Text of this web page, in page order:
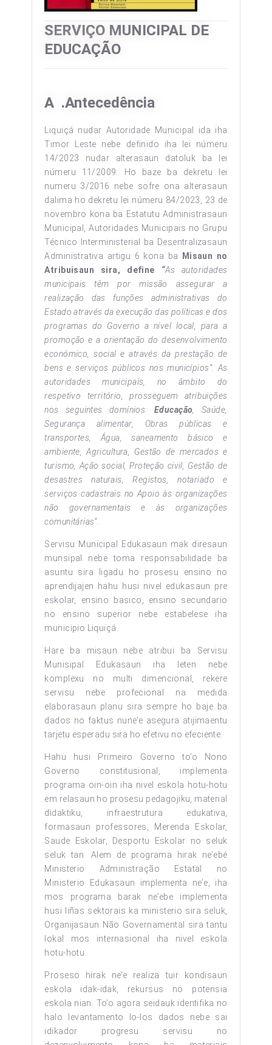
SERVIÇO MUNICIPAL DE
EDUCAÇÃO
A .Antecedência
Liquiçá nudar Autoridade Municipal ida iha
Timor Leste nebe definido iha lei númeru
14/2023 nudar alterasaun datoluk ba lei
númeru 11/2009. Ho baze ba dekretu lei
numeru 3/2016 nebe sofre ona alterasaun
dalima ho dekretu lei númeru 84/2023, 23 de
novembro kona ba Estatutu Administrasaun
Municipal, Autoridades Municipais no Grupu
Técnico Interministerial ba Desentralizasaun
Administrativa artigu 6 kona ba
Misaun no
Atribuisaun sira, define “As autoridades
municipais têm por missão assegurar a
realização das funções administrativas do
Estado através da execução das políticas e dos
programas do Governo a nível local, para a
promoção e a orientação do desenvolvimento
económico, social e através da prestação de
bens e serviços públicos nos municípios”. As
autoridades municipais, no âmbito do
respetivo território, prosseguem atribuições
nos seguintes domínios: Educação , Saúde,
Segurança alimentar, Obras públicas e
transportes, Água, saneamento básico e
ambiente, Agricultura, Gestão de mercados e
turismo, Ação social, Proteção civil, Gestão de
desastres naturais, Registos, notariado e
serviços cadastrais no Apoio às organizações
não governamentais e às organizações
comunitárias”.
Servisu Municipal Edukasaun mak diresaun
munsipal nebe toma responsabilidade ba
asuntu sira ligadu ho prosesu ensino no
aprendijajen hahu husi nivel edukasaun pre
eskolar, ensino basico, ensino secundario
no ensino superior nebe estabelese iha
municipio Liquiçá.
Hare ba misaun nebe atribui ba Servisu
Munisipal Edukasaun iha leten nebe
komplexu no multi dimencional, rekere
servisu nebe profecional na medida
elaborasaun planu sira sempre ho baje ba
dados no faktus nune’e asegura atijimaentu
tarjetu esperadu sira ho efetivu no efeciente.
Hahu husi Primeiro Governo to’o Nono
Governo constitusional, implementa
programa oin-oin iha nivel eskola hotu-hotu
em relasaun ho prosesu pedagojiku, material
didaktiku, infraestrutura edukativa,
formasaun professores, Merenda Eskolar,
Saude Eskolar, Desportu Eskolar no seluk
seluk tan. Alem de programa hirak ne’ebé
Ministerio Administração Estatal no
Ministerio Edukasaun implementa ne’e, iha
mos programa barak ne’ebe implementa
husi liñas sektorais ka ministerio sira seluk,
Organijasaun Não Governamental sira tantu
lokal mos internasional iha nivel eskola
hotu-hotu.
Proseso hirak ne’e realiza tuir kondisaun
eskola idak-idak, rekursus no potensia
eskola nian. To’o agora seidauk identifika no
halo levantamento lo‐los dados nebe sai
idikador progresu servisu no